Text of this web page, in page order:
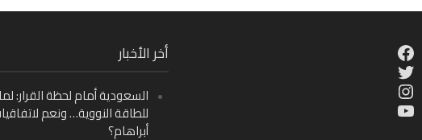
أخر الأخبار
السعودية أمام لحظة القرار:
للطاقة النووية… ونعم
أبراهام؟
Facebook
Twitter
Instagram
YouTube